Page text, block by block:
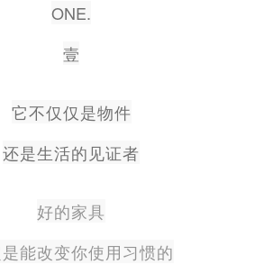
ONE.
壹
它不仅仅是物件
还是生活的见证者
好的家具
能改变你使用习惯的